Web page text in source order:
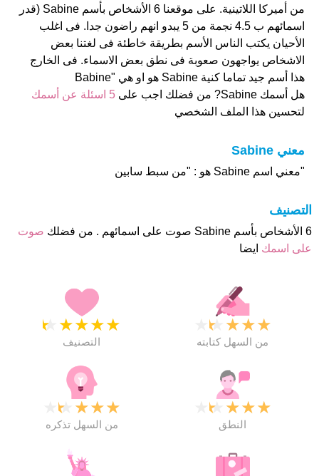
من أميركا اللاتينية. على موقعنا 6 الأشخاص بأسم Sabine (قدر
اسمائهم ب 4.5 نجمة من 5 يبدو انهم راضون جدا. فى اغلب
الأحيان يكتب الناس الأسم بطريقة خاطئة فى لغتنا بعض
الاشخاص يواجهون صعوبة فى نطق بعض الاسماء. فى الخارج
هذا أسم جيد تماما كنية Sabine هو او هي "Babine
هل أسمك Sabine? من فضلك اجب على
5 اسئلة عن أسمك
لتحسين هذا الملف الشخصي
معني Sabine
"معني اسم Sabine هو : "من سبط سابين
التصنيف
6 الأشخاص بأسم Sabine صوت على اسمائهم . من فضلك
صوت
على اسمك ايضا
★
★
★
★
★
التصنيف
★
★
★
★
من السهل كتابته
★
★
★
★
من السهل تذكره
★
★
★
★
النطق